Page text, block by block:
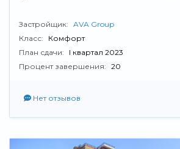
Застройщик: AVA Group
Класс:
Комфорт
План сдачи:
I квартал 2023
Процент завершения: 20
Нет отзывов